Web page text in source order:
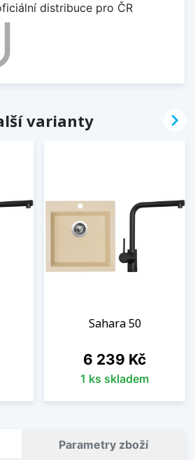
distribuce pro ČR
varianty
Sahara 50
Cena
6 239 Kč
1 ks skladem

Parametry zboží